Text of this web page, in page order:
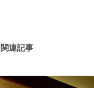
関連記事